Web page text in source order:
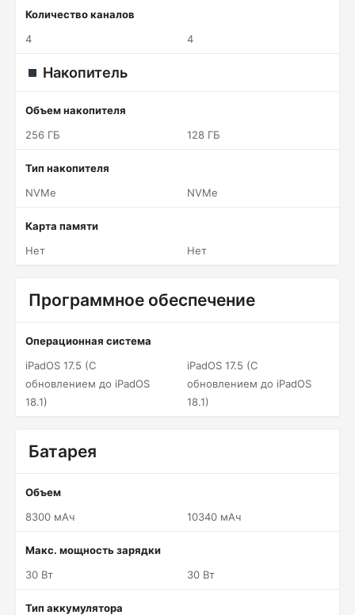
Количество каналов
4
4
Накопитель
Объем накопителя
256 ГБ
128 ГБ
Тип накопителя
NVMe
NVMe
Карта памяти
Нет
Нет
Программное обеспечение
Операционная система
iPadOS 17.5 (С
обновлением до iPadOS
18.1)
iPadOS 17.5 (С
обновлением до iPadOS
18.1)
Батарея
Объем
8300 мАч
10340 мАч
Макс. мощность зарядки
30 Вт
30 Вт
Тип аккумулятора